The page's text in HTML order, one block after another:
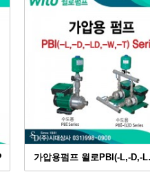
가압용펌프 윌로PBI(-L,-